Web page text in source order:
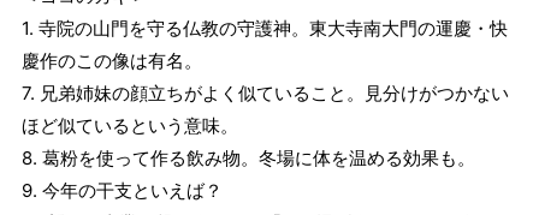
1. 寺院の山門を守る仏教の守護神。東大寺南大門の運慶・快
慶作のこの像は有名。
7. 兄弟姉妹の顔立ちがよく似ていること。見分けがつかない
ほど似ているという意味。
8. 葛粉を使って作る飲み物。冬場に体を温める効果も。
9. 今年の干支といえば？